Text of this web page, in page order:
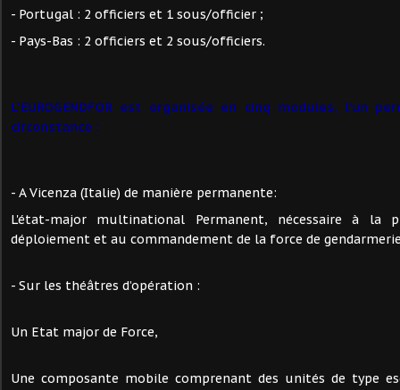
- Portugal : 2 officiers et 1 sous/officier ;
- Pays-Bas : 2 officiers et 2 sous/officiers.
L'EUROGENDFOR est organisée en cinq modules, l’un
circonstance :
- A Vicenza (Italie) de manière permanente:
L'état-major multinational Permanent, nécessaire à la
déploiement et au commandement de la force de
- Sur les théâtres d’opération :
Un Etat major de Force,
Une composante mobile comprenant des unités de type